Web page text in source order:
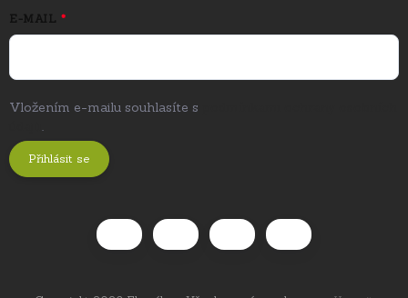
E-MAIL
Vložením e-mailu souhlasíte s
.
Přihlásit se